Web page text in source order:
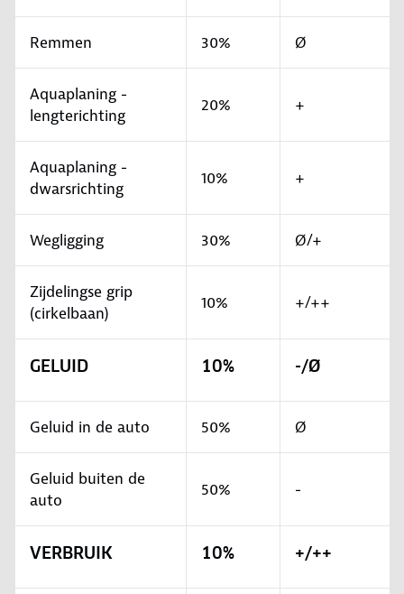
Remmen 30% Ø
Aquaplaning -
lengterichting
20% +
Aquaplaning -
dwarsrichting
10% +
Wegligging 30% Ø/+
Zijdelingse grip
(cirkelbaan)
10% +/++
GELUID 10% -/Ø
Geluid in de auto 50% Ø
Geluid buiten de
auto
50% -
VERBRUIK 10% +/++